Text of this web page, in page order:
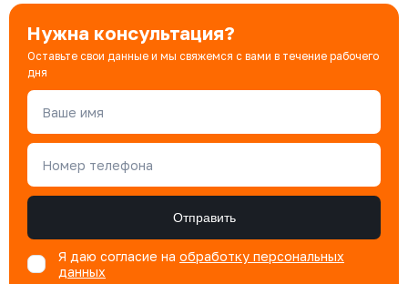
Нужна консультация?
Оставьте свои данные и мы свяжемся с вами в течение рабочего
дня
Ваше имя
Номер телефона
Отправить
Я даю согласие на обработку персональных
данных